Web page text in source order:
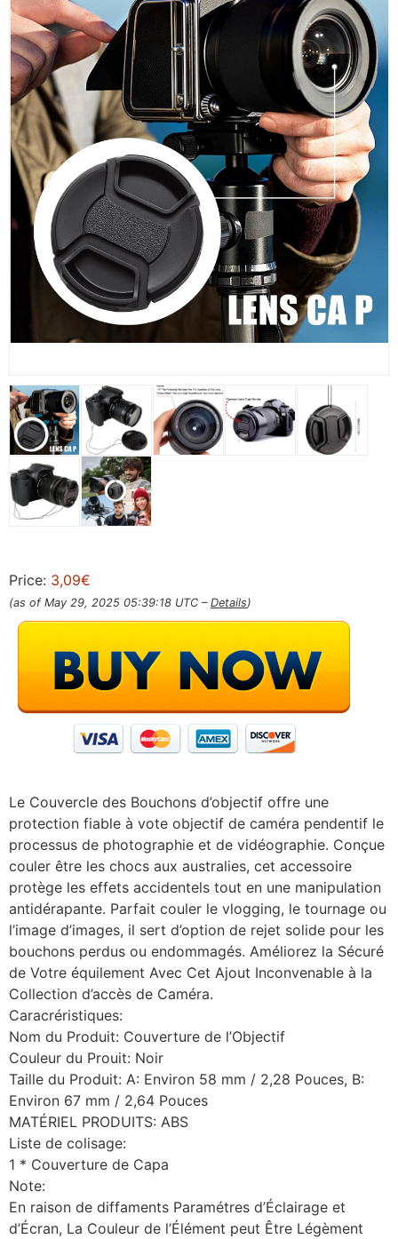
Price: 3,09€
(as of May 29, 2025 05:39:18 UTC – Details)
Le Couvercle des Bouchons d’objectif offre une
protection fiable à vote objectif de caméra pendentif le
processus de photographie et de vidéographie. Conçue
couler être les chocs aux australies, cet accessoire
protège les effets accidentels tout en une manipulation
antidérapante. Parfait couler le vlogging, le tournage ou
l’image d’images, il sert d’option de rejet solide pour les
bouchons perdus ou endommagés. Améliorez la Sécuré
de Votre équilement Avec Cet Ajout Inconvenable à la
Collection d’accès de Caméra.
Caracréristiques:
Nom du Produit: Couverture de l’Objectif
Couleur du Prouit: Noir
Taille du Produit: A: Environ 58 mm / 2,28 Pouces, B:
Environ 67 mm / 2,64 Pouces
MATÉRIEL PRODUITS: ABS
Liste de colisage:
1 * Couverture de Capa
Note:
En raison de diffaments Paramétres d’Éclairage et
d’Écran, La Couleur de l’Élément peut Être Légèment